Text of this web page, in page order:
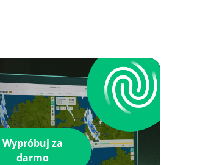
Wypróbuj za
darmo